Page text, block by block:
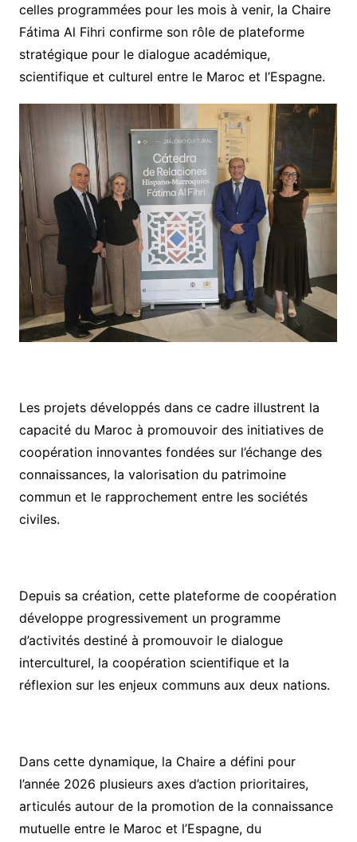
celles programmées pour les mois à venir, la Chaire
Fátima Al Fihri confirme son rôle de plateforme
stratégique pour le dialogue académique,
scientifique et culturel entre le Maroc et l’Espagne.
Les projets développés dans ce cadre illustrent la
capacité du Maroc à promouvoir des initiatives de
coopération innovantes fondées sur l’échange des
connaissances, la valorisation du patrimoine
commun et le rapprochement entre les sociétés
civiles.
Depuis sa création, cette plateforme de coopération
développe progressivement un programme
d’activités destiné à promouvoir le dialogue
interculturel, la coopération scientifique et la
réflexion sur les enjeux communs aux deux nations.
Dans cette dynamique, la Chaire a défini pour
l’année 2026 plusieurs axes d’action prioritaires,
articulés autour de la promotion de la connaissance
mutuelle entre le Maroc et l’Espagne, du